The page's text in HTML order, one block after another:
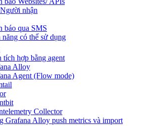
nhận
báo qua SMS
có thể sử dụng
tích hợp bằng agent
Alloy
Agent (Flow mode)
Collector
Grafana Alloy push metrics và import